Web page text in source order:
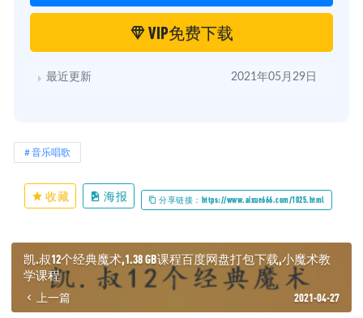
VIP免费下载
最近更新 2021年05月29日
音乐唱歌
收藏 海报 分享链接：https://www.aixue666.com/1025.html
凯.叔12个经典魔术,1.38 GB课程百度网盘打包下载,小魔术教
学课程
上一篇 2021-04-27